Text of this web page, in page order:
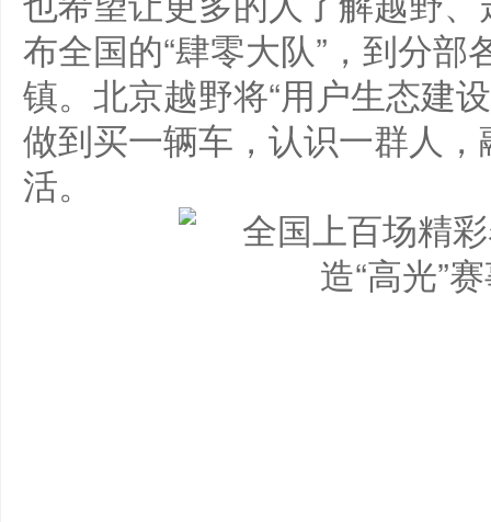
布全国的“肆零大队”，到分
镇。北京越野将“用户生态建
做到买一辆车，认识一群人
活。